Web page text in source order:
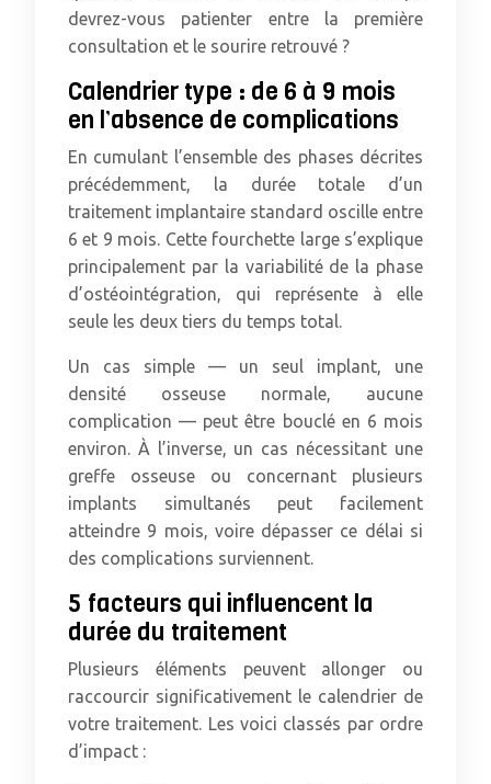
devrez-vous patienter entre la première
consultation et le sourire retrouvé ?
Calendrier type : de 6 à 9 mois
en l’absence de complications
En cumulant l’ensemble des phases décrites
précédemment, la durée totale d’un
traitement implantaire standard oscille entre
6 et 9 mois. Cette fourchette large s’explique
principalement par la variabilité de la phase
d’ostéointégration, qui représente à elle
seule les deux tiers du temps total.
Un cas simple — un seul implant, une
densité osseuse normale, aucune
complication — peut être bouclé en 6 mois
environ. À l’inverse, un cas nécessitant une
greffe osseuse ou concernant plusieurs
implants simultanés peut facilement
atteindre 9 mois, voire dépasser ce délai si
des complications surviennent.
5 facteurs qui influencent la
durée du traitement
Plusieurs éléments peuvent allonger ou
raccourcir significativement le calendrier de
votre traitement. Les voici classés par ordre
d’impact :